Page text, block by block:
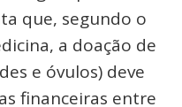
que, segundo o
a doação de
e óvulos) deve
financeiras entre